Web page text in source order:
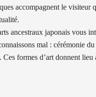
accompagnent le visiteur
ancestraux japonais vous
mal : cérémonie
formes d’art donnent lieu